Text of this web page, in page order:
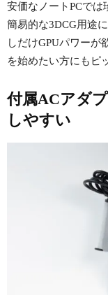
安価なノートPCでは
簡易的な3DCG用途
しだけGPUパワーが
を始めたい方にもピ
付属ACアダ
しやすい